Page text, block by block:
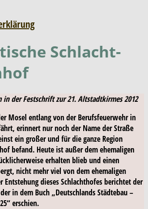
Schlacht-
in der Festschrift zur 21. Altstadtkirmes 2012
Mosel entlang von der Berufsfeuerwehr in
erinnert nur noch der Name der Straße
ein großer und für die ganze Region
befand. Heute ist außer dem ehemaligen
erhalten blieb und einen
nicht mehr viel von dem ehemaligen
Entstehung dieses Schlachthofes berichtet der
in dem Buch „Deutschlands Städtebau –
erschien.